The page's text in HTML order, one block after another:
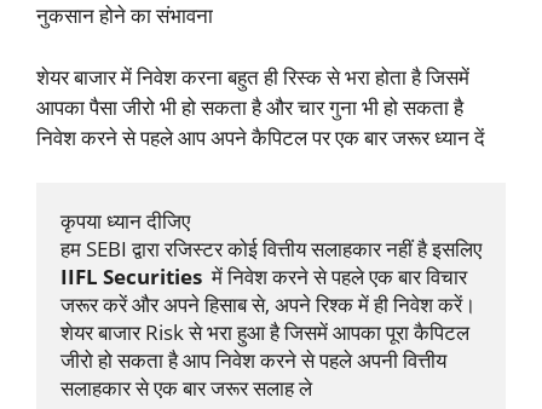
नुकसान होने का संभावना
शेयर बाजार में निवेश करना बहुत ही रिस्क से भरा होता है जिसमें
आपका पैसा जीरो भी हो सकता है और चार गुना भी हो सकता है
निवेश करने से पहले आप अपने कैपिटल पर एक बार जरूर ध्यान दें
कृपया ध्यान दीजिए
हम SEBI द्वारा रजिस्टर कोई वित्तीय सलाहकार नहीं है इसलिए
IIFL Securities में निवेश करने से पहले एक बार विचार
जरूर करें और अपने हिसाब से, अपने रिश्क में ही निवेश करें।
शेयर बाजार Risk से भरा हुआ है जिसमें आपका पूरा कैपिटल
जीरो हो सकता है आप निवेश करने से पहले अपनी वित्तीय
सलाहकार से एक बार जरूर सलाह ले